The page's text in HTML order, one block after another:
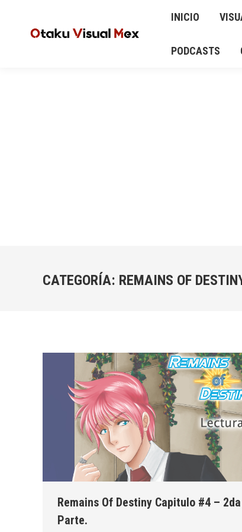
INICIO
PODCASTS
CATEGORÍA: REMAINS OF
Remains Of Destiny Capitulo #4 – 2da
Parte.
ANIME Y MANGA
CALENDARIO DE CONCIERTOS Y EVENTOS